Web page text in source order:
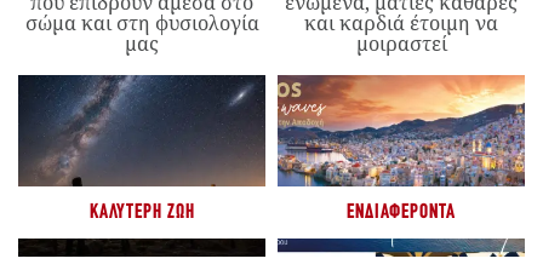
σώμα και στη φυσιολογία
μας
και καρδιά έτοιμη να
μοιραστεί
ΚΑΛΎΤΕΡΗ ΖΩΉ ΕΝΔΙΑΦΈΡΟΝΤΑ